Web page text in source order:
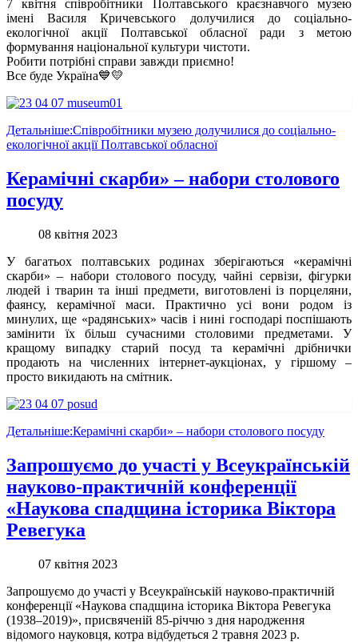
7 квітня співробітники Полтавського краєзнавчого музею
імені Василя Кричевського долучилися до соціально-
екологічної акції Полтавської обласної ради з метою
формування національної культури чистоти.
Робити потрібні справи завжди приємно!
Все буде Україна💙💛
Детальніше:Співробітники музею долучилися до соціально-
екологічної акції Полтавської обласної
Керамічні скарби» – набори столового
посуду
08 квітня 2023
У багатьох полтавських родинах зберігаються «керамічні
скарби» – набори столового посуду, чайні сервізи, фігурки
людей і тварин та інші предмети, виготовлені із порцеляни,
фаянсу, керамічної маси. Практично усі вони родом із
минулих, ще «радянських» часів і нині господарі поспішають
замінити їх більш сучасними столовими предметами. У
кращому випадку старий посуд та керамічні дрібнички
продають на численних інтернет-аукціонах, у гіршому –
просто викидають на смітник.
Детальніше:Керамічні скарби» – набори столового посуду
Запрошуємо до участі у Всеукраїнській
науково-практичній конференції
«Наукова спадщина історика Віктора
Ревегука
07 квітня 2023
Запрошуємо до участі у Всеукраїнській науково-практичній
конференції «Наукова спадщина історика Віктора Ревегука
(1938–2019)», присвяченій 85-річчю з дня народження
відомого науковця, котра відбудеться 2 травня 2023 р.